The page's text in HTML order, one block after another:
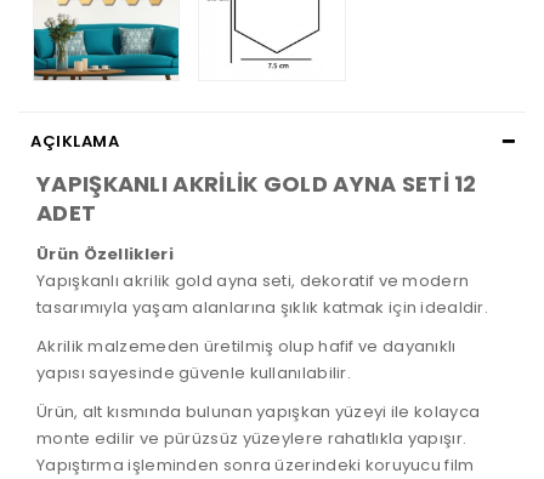
AÇIKLAMA
YAPIŞKANLI AKRİLİK GOLD AYNA SETİ 12
ADET
Ürün Özellikleri
Yapışkanlı akrilik gold ayna seti, dekoratif ve modern
tasarımıyla yaşam alanlarına şıklık katmak için idealdir.
Akrilik malzemeden üretilmiş olup hafif ve dayanıklı
yapısı sayesinde güvenle kullanılabilir.
Ürün, alt kısmında bulunan yapışkan yüzeyi ile kolayca
monte edilir ve pürüzsüz yüzeylere rahatlıkla yapışır.
Yapıştırma işleminden sonra üzerindeki koruyucu film